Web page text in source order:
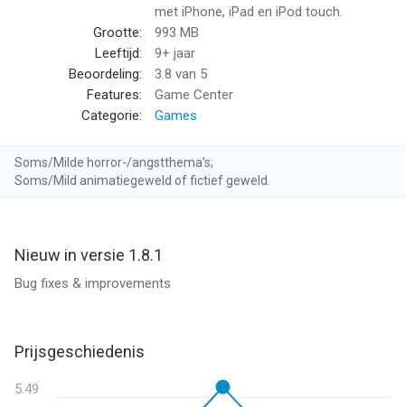
vergeleken op 6 Aug om 19:43.met iPhone, iPad en iPod touch.
Grootte:
993 MB
Leeftijd:
9+ jaar
Beoordeling:
3.8 van 5
Features:
Game Center
Categorie:
Games
Soms/Milde horror-/angstthema’s;
Soms/Mild animatiegeweld of fictief geweld.
Nieuw in versie 1.8.1
Bug fixes & improvements
Prijsgeschiedenis
5.49